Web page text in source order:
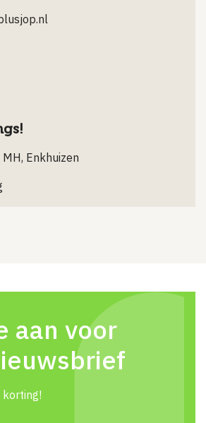
Enkhuizen
aan voor
korting!